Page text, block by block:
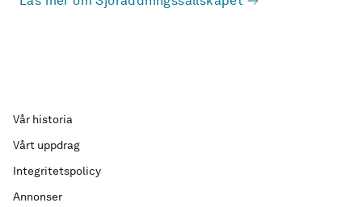
Vår historia
Vårt uppdrag
Integritetspolicy
Annonser